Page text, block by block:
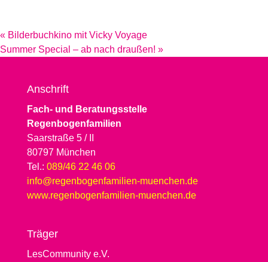
« Bilderbuchkino mit Vicky Voyage
Summer Special – ab nach draußen! »
Anschrift
Fach- und Beratungsstelle
Regenbogenfamilien
Saarstraße 5 / II
80797 München
Tel.: 089/46 22 46 06
info@regenbogenfamilien-muenchen.de
www.regenbogenfamilien-muenchen.de
Träger
LesCommunity e.V.